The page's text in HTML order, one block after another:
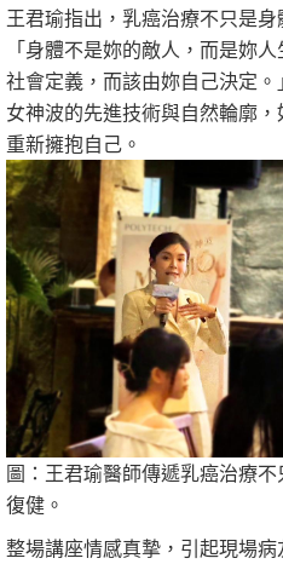
王君瑜指出，乳癌治療不只是
「身體不是妳的敵人，而是妳
社會定義，而該由妳自己決定
女神波的先進技術與自然輪廓
重新擁抱自己。
圖：王君瑜醫師傳遞乳癌治療
復健。
整場講座情感真摯，引起現場